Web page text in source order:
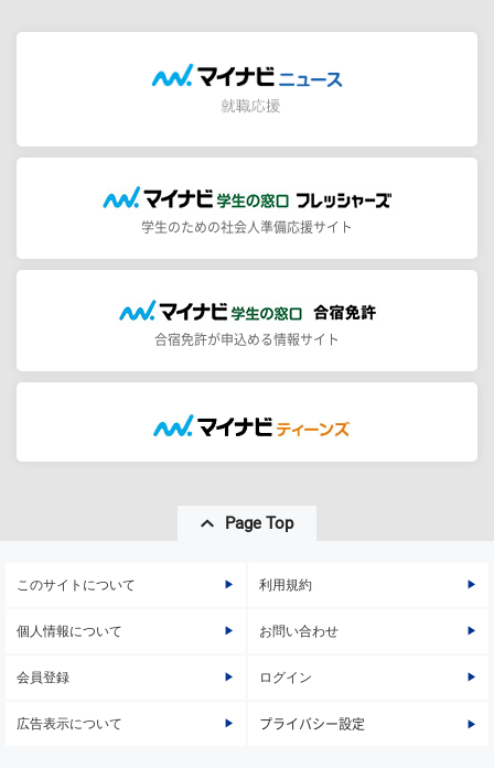
学生のための社会人準備応援サイト
合宿免許が申込める情報サイト
Page Top
このサイトについて 利用規約
個人情報について お問い合わせ
会員登録 ログイン
広告表示について プライバシー設定